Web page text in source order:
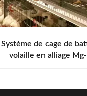
Système de cage de
volaille en alliage